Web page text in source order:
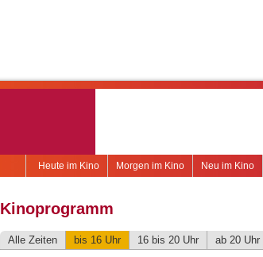
Neu im Kino
Morgen im Kino
Heute im Kino
Kinoprogramm
Alle Zeiten bis 16 Uhr 16 bis 20 Uhr ab 20 Uhr